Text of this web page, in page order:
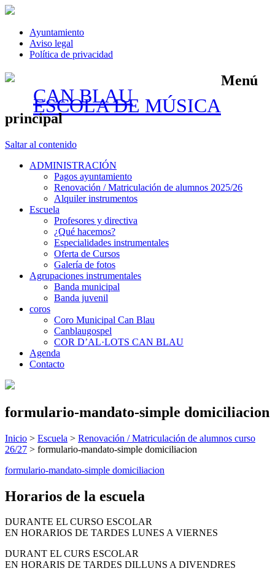
Ayuntamiento
Aviso legal
Política de privacidad
CAN BLAU
ESCOLA DE MÚSICA
Menú
principal
Saltar al contenido
ADMINISTRACIÓN
Pagos ayuntamiento
Renovación / Matriculación de alumnos 2025/26
Alquiler instrumentos
Escuela
Profesores y directiva
¿Qué hacemos?
Especialidades instrumentales
Oferta de Cursos
Galería de fotos
Agrupaciones instrumentales
Banda municipal
Banda juvenil
coros
Coro Municipal Can Blau
Canblaugospel
COR D’AL·LOTS CAN BLAU
Agenda
Contacto
formulario-mandato-simple domiciliacion
Inicio > Escuela > Renovación / Matriculación de alumnos curso
26/27 > formulario-mandato-simple domiciliacion
formulario-mandato-simple domiciliacion
Horarios de la escuela
DURANTE EL CURSO ESCOLAR
EN HORARIOS DE TARDES LUNES A VIERNES
DURANT EL CURS ESCOLAR
EN HORARIS DE TARDES DILLUNS A DIVENDRES